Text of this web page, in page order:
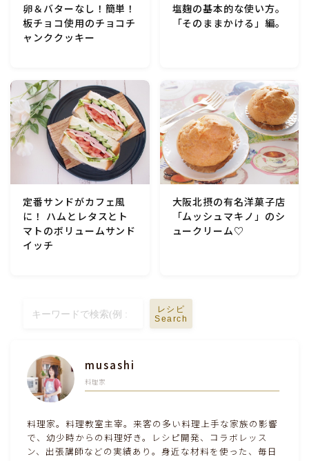
卵＆バターなし！簡単！
板チョコ使用のチョコチ
ャンククッキー
塩麹の基本的な使い方。
「そのままかける」編。
定番サンドがカフェ風
に！ ハムとレタスとト
マトのボリュームサンド
イッチ
大阪北摂の有名洋菓子店
「ムッシュマキノ」のシ
ュークリーム♡
レシピ
Search
musashi
料理家
料理家。料理教室主宰。来客の多い料理上手な家族の影響
で、幼少時からの料理好き。レシピ開発、コラボレッス
ン、出張講師などの実績あり。身近な材料を使った、毎日